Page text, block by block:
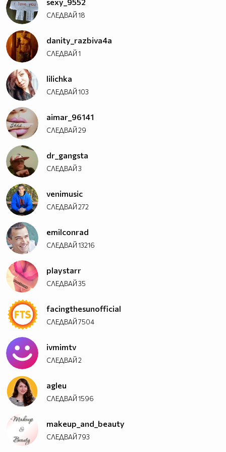
_________________$$$$$$$$$$$$$
____________________$$$$$$$
______________________$$
sexy_9552
СЛЕДВАЙ18
danity_razbiva4a
СЛЕДВАЙ1
lilichka
СЛЕДВАЙ103
aimar_96141
СЛЕДВАЙ29
dr_gangsta
СЛЕДВАЙ3
venimusic
СЛЕДВАЙ272
emilconrad
СЛЕДВАЙ13216
playstarr
СЛЕДВАЙ35
facingthesunofficial
СЛЕДВАЙ7504
ivmimtv
СЛЕДВАЙ2
agleu
СЛЕДВАЙ1596
makeup_and_beauty
СЛЕДВАЙ793